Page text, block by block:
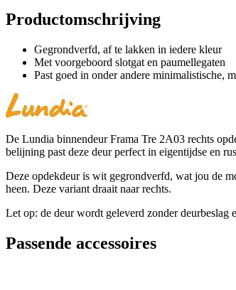
Productomschrijving
Gegrondverfd, af te lakken in iedere kleur
Met voorgeboord slotgat en paumellegaten
Past goed in onder andere minimalistische,
De Lundia binnendeur Frama Tre 2A03 rechts
belijning past deze deur perfect in eigentijdse en
Deze opdekdeur is wit gegrondverfd, wat jou de
heen. Deze variant draait naar rechts.
Let op: de deur wordt geleverd zonder
Passende accessoires